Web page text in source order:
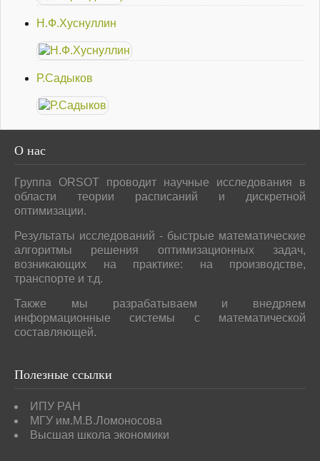
Н.Ф.Хуснуллин
Р.Садыков
О нас
Группа ORSOT проводит научные исследования в
области теории расписаний и дискретной
оптимизации.
Результаты исследований - быстрые математические
алгоритмы решения оптимизационных задач,
возникающих на практике: на производстве,
транспорте и т.д.
Также мы разрабатываем и внедряем
информационные системы с математической
составляющей.
Полезные ссылки
ИПУ РАН
МГУ им.М.В.Ломоносова
Высшая школа экономики